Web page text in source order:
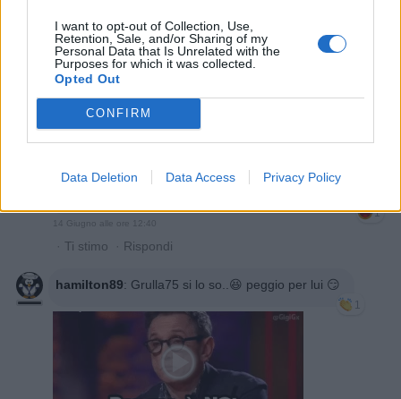
I want to opt-out of Collection, Use,
Retention, Sale, and/or Sharing of my
Personal Data that Is Unrelated with the
Purposes for which it was collected.
Opted Out
CONFIRM
Data Deletion Data Access Privacy Policy
·Ti stimo·Rispondi
Grulla75:hamilton89 eh ma c'è qualcuno qua che ce
va spesso🤭🤣🤣🤣🤣🤣
14 Giugno alle ore 12:39
Grulla75:5calzinipuzzolenti ti ci giochi le tette che lui
1
14 Giugno alle ore 12:40
· Ti stimo · Rispondi
hamilton89: Grulla75 si lo so..😆 peggio per lui 😏
1